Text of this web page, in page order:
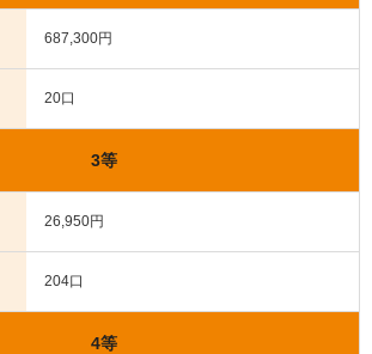
687,300円
20口
3等
26,950円
204口
4等